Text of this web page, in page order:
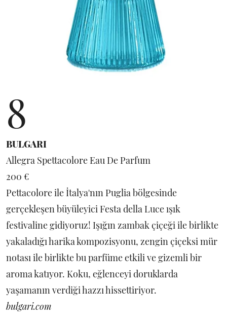
8
BULGARI
Allegra Spettacolore Eau De Parfum
200 €
Pettacolore ile İtalya'nın Puglia bölgesinde
gerçekleşen büyüleyici Festa della Luce ışık
festivaline gidiyoruz! Işığın zambak çiçeği ile birlikte
yakaladığı harika kompozisyonu, zengin çiçeksi mür
notası ile birlikte bu parfüme etkili ve gizemli bir
aroma katıyor. Koku, eğlenceyi doruklarda
yaşamanın verdiği hazzı hissettiriyor.
bulgari.com